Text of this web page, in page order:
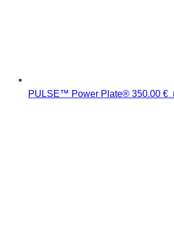
PULSE™ Power Plate® 350.00 €